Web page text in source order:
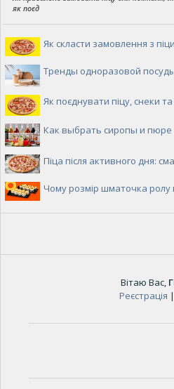
як поєд
Як скласти замовлення з
Тренды одноразовой
Як поєднувати піцу, снеки та
Как выбрать сиропы и пюре
Піца після активного дня:
Чому розмір шматочка ролу
Вітаю Вас,
Реєстрація |